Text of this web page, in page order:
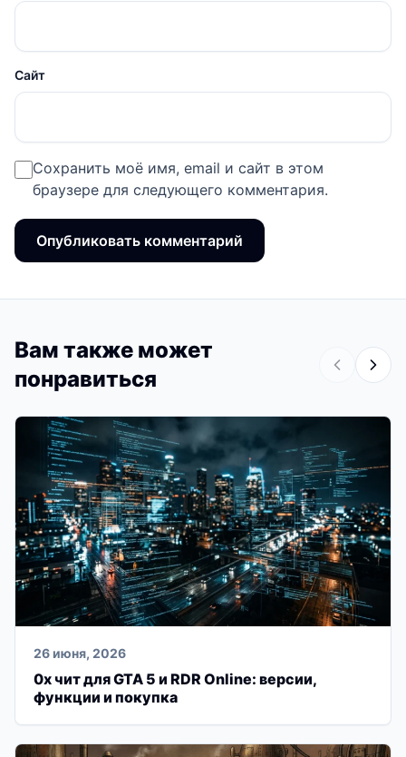
Сайт
Сохранить моё имя, email и сайт в этом
браузере для следующего комментария.
Вам также может
понравиться
26 июня, 2026
0x чит для GTA 5 и RDR Online: версии,
функции и покупка